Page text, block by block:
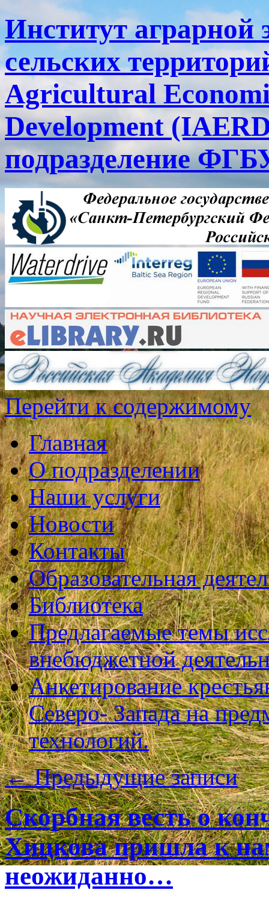
Институт аграрной
сельских
Agricultural
Development
подразделение
Перейти к содержимому
Главная
О подразделении
Наши услуги
Новости
Контакты
Образовательная
Библиотека
Предлагаемые темы
внебюджетной
Анкетирование
Северо- Запада на
технологий.
←Предыдущие записи
Скорбная весть о
Хицкова пришла к
неожиданно…